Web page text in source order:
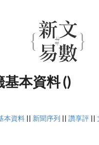
基本資料 ()
本資料 || 新聞序列 || 讚享評 ||